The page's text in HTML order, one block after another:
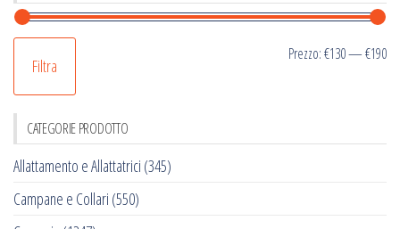
Filtra
Prezzo:€130—€190
CATEGORIE PRODOTTO
Allattamento e Allattatrici (345)
Campane e Collari (550)